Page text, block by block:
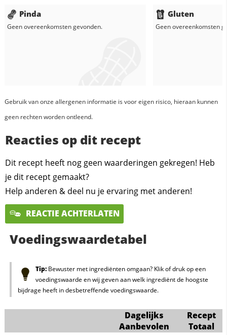
Pinda
Geen overeenkomsten gevonden.
Gluten
Geen overeenkomsten
Gebruik van onze allergenen informatie is voor eigen risico, hieraan kunnen
geen rechten worden ontleend.
Reacties op dit recept
Dit recept heeft nog geen waarderingen gekregen! Heb
je dit recept gemaakt?
Help anderen & deel nu je ervaring met anderen!
REACTIE ACHTERLATEN
Voedingswaardetabel
Tip:Bewuster met ingrediënten omgaan? Klik of druk op een
voedingswaarde en wij geven aan welk ingrediënt de hoogste
bijdrage heeft in desbetreffende voedingswaarde.
Dagelijks
Aanbevolen
Recept
Totaal